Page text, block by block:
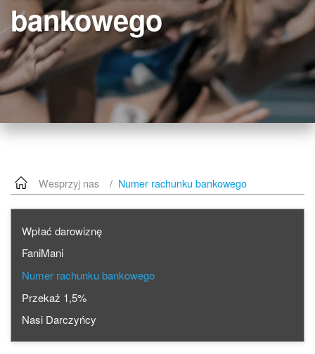
bankowego
Wesprzyj nas Numer rachunku bankowego
Wpłać darowiznę
FaniMani
Numer rachunku bankowego
Przekaż 1,5%
Nasi Darczyńcy